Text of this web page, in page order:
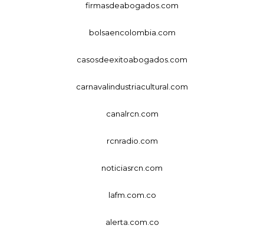
firmasdeabogados.com
bolsaencolombia.com
casosdeexitoabogados.com
carnavalindustriacultural.com
canalrcn.com
rcnradio.com
noticiasrcn.com
lafm.com.co
alerta.com.co